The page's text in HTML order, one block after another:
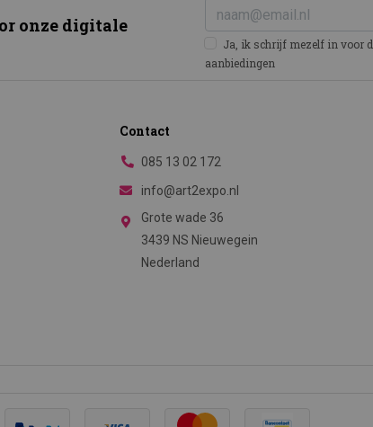
onze digitale
Ja, ik schrijf mezelf in voor
aanbiedingen
Contact
085 13 02 172
info@art2expo.nl
Grote wade 36
3439 NS Nieuwegein
Nederland